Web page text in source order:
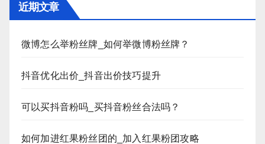
近期文章
微博怎么举粉丝牌_如何举微博粉丝牌？
抖音优化出价_抖音出价技巧提升
可以买抖音粉吗_买抖音粉丝合法吗？
如何加进红果粉丝团的_加入红果粉团攻略